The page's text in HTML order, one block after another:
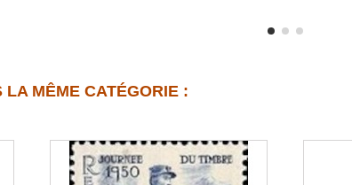
LA MÊME CATÉGORIE :